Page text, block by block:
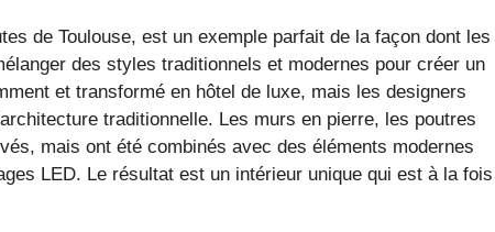
de Toulouse, est un exemple parfait de la façon dont les
des styles traditionnels et modernes pour créer un
et transformé en hôtel de luxe, mais les designers
traditionnelle. Les murs en pierre, les poutres
mais ont été combinés avec des éléments modernes
LED. Le résultat est un intérieur unique qui est à la fois